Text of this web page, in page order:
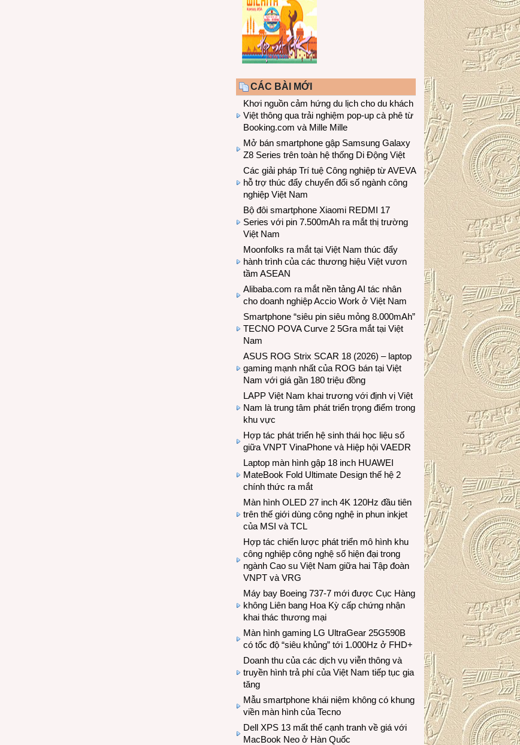
CÁC BÀI MỚI
Khơi nguồn cảm hứng du lịch cho du khách
Việt thông qua trải nghiệm pop-up cà phê từ
Booking.com và Mille Mille
Mở bán smartphone gập Samsung Galaxy
Z8 Series trên toàn hệ thống Di Động Việt
Các giải pháp Trí tuệ Công nghiệp từ AVEVA
hỗ trợ thúc đẩy chuyển đổi số ngành công
nghiệp Việt Nam
Bộ đôi smartphone Xiaomi REDMI 17
Series với pin 7.500mAh ra mắt thị trường
Việt Nam
Moonfolks ra mắt tại Việt Nam thúc đẩy
hành trình của các thương hiệu Việt vươn
tầm ASEAN
Alibaba.com ra mắt nền tảng AI tác nhân
cho doanh nghiệp Accio Work ở Việt Nam
Smartphone “siêu pin siêu mỏng 8.000mAh”
TECNO POVA Curve 2 5Gra mắt tại Việt
Nam
ASUS ROG Strix SCAR 18 (2026) – laptop
gaming mạnh nhất của ROG bán tại Việt
Nam với giá gần 180 triệu đồng
LAPP Việt Nam khai trương với định vị Việt
Nam là trung tâm phát triển trọng điểm trong
khu vực
Hợp tác phát triển hệ sinh thái học liệu số
giữa VNPT VinaPhone và Hiệp hội VAEDR
Laptop màn hình gập 18 inch HUAWEI
MateBook Fold Ultimate Design thế hệ 2
chính thức ra mắt
Màn hình OLED 27 inch 4K 120Hz đầu tiên
trên thế giới dùng công nghệ in phun inkjet
của MSI và TCL
Hợp tác chiến lược phát triển mô hình khu
công nghiệp công nghệ số hiện đại trong
ngành Cao su Việt Nam giữa hai Tập đoàn
VNPT và VRG
Máy bay Boeing 737-7 mới được Cục Hàng
không Liên bang Hoa Kỳ cấp chứng nhận
khai thác thương mại
Màn hình gaming LG UltraGear 25G590B
có tốc độ “siêu khủng” tới 1.000Hz ở FHD+
Doanh thu của các dịch vụ viễn thông và
truyền hình trả phí của Việt Nam tiếp tục gia
tăng
Mẫu smartphone khái niệm không có khung
viền màn hình của Tecno
Dell XPS 13 mất thế cạnh tranh về giá với
MacBook Neo ở Hàn Quốc